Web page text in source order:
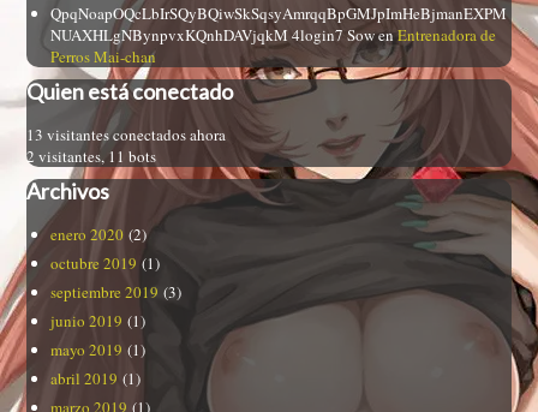
QpqNoapOQcLbIrSQyBQiwSkSqsyAmrqqBpGMJpImHeBjmanEXPM
NUAXHLgNBynpvxKQnhDAVjqkM 4login7 SowenEntrenadora de
Perros Mai-chan
Quien está conectado
13 visitantes conectados ahora
2 visitantes, 11 bots
Archivos
enero 2020 (2)
octubre 2019 (1)
septiembre 2019 (3)
junio 2019 (1)
mayo 2019 (1)
abril 2019 (1)
marzo 2019 (1)